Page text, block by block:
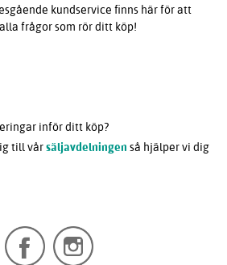
kundservice finns här för att
frågor som rör ditt köp!
inför ditt köp?
till vårsäljavdelningen så hjälper vi dig